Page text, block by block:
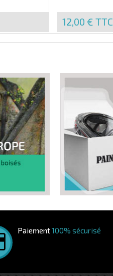
12,00 € TTC
Paiement100% sécurisé